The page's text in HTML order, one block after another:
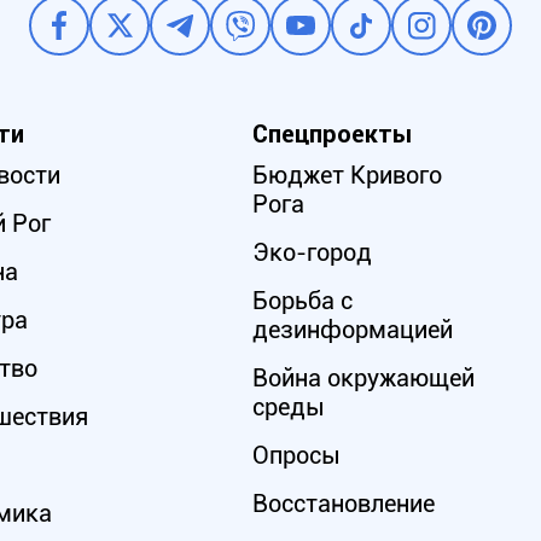
Рог
Спецпроекты
Бюджет Кривого
Рога
Эко-город
Борьба с
дезинформацией
Война окружающей
среды
Опросы
Восстановление